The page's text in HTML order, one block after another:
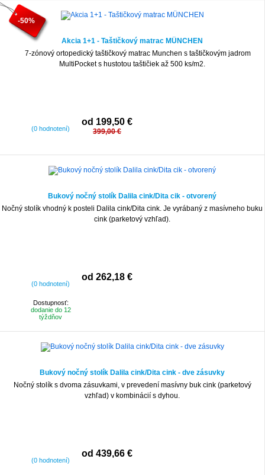
-50%
Akcia 1+1 - Taštičkový matrac MÜNCHEN
7-zónový ortopedický taštičkový matrac Munchen s taštičkovým jadrom
MultiPocket s hustotou taštičiek až 500 ks/m2.
(0 hodnotení)
od 199,50 €
399,00 €
Bukový nočný stolík Dalila cink/Dita cik - otvorený
Nočný stolík vhodný k posteli Dalila cink/Dita cink. Je vyrábaný z masívneho buku
cink (parketový vzhľad).
(0 hodnotení)
Dostupnosť:
dodanie do 12
týždňov
od 262,18 €
Bukový nočný stolík Dalila cink/Dita cink - dve zásuvky
Nočný stolík s dvoma zásuvkami, v prevedení masívny buk cink (parketový
vzhľad) v kombinácií s dyhou.
(0 hodnotení)
od 439,66 €